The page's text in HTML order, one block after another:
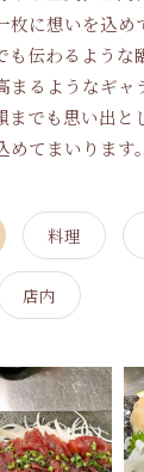
に想いを込め
も伝わるような
まるようなギャ
までも思い出と
てまいります。
料理
店内